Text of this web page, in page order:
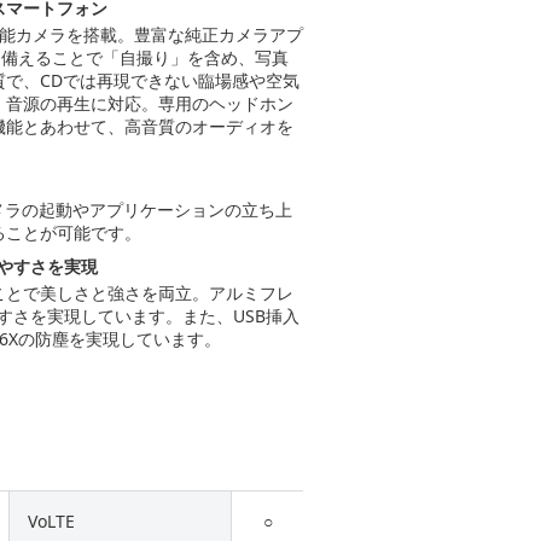
マートフォン
カメラを搭載。豊富な純正カメラアプ
えることで「自撮り」を含め、写真
、CDでは再現できない臨場感や空気
源の再生に対応。専用のヘッドホン
とあわせて、高音質のオーディオを
の起動やアプリケーションの立ち上
とが可能です。
すさを実現
で美しさと強さを両立。アルミフレ
を実現しています。また、USB挿入
の防塵を実現しています。
VoLTE ○